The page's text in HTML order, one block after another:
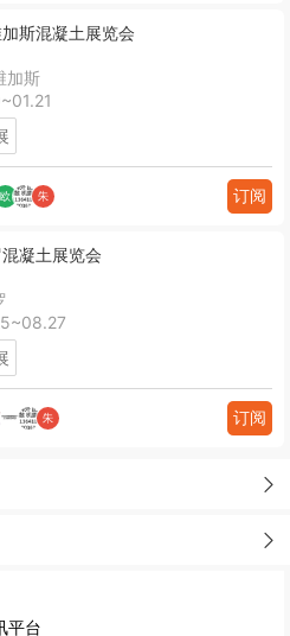
斯混凝土展览会
加斯
订阅
凝土展览会
订阅
平台